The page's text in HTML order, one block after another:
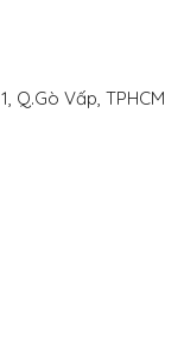
Q.Gò Vấp, TPHCM